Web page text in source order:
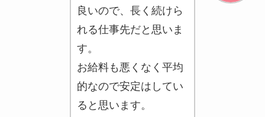
良いので、長く続けら
れる仕事先だと思いま
す。
お給料も悪くなく平均
的なので安定はしてい
ると思います。